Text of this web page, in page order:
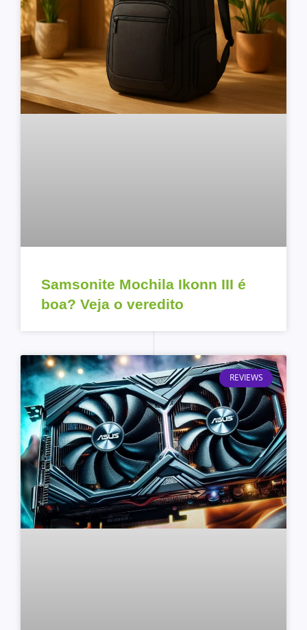
Samsonite Mochila Ikonn III é
boa? Veja o veredito
REVIEWS